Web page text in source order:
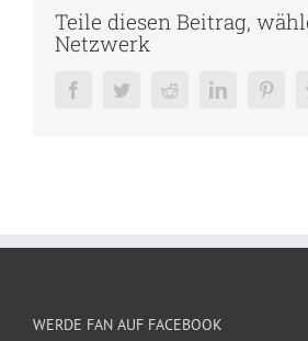
Teile diesen Beitrag,
Netzwerk
FacebookTwitterRedditLinkedIn
WERDE FAN AUF FACEBOOK